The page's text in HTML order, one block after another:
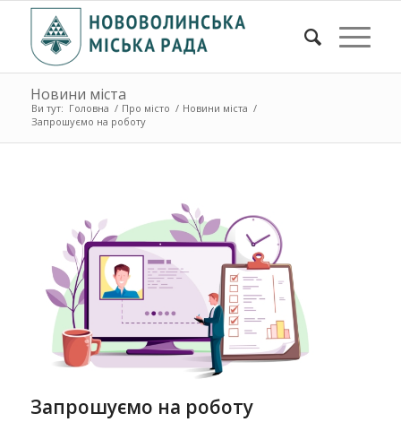
Новини міста
Ви тут: Головна / Про місто / Новини міста /
Запрошуємо на роботу
Запрошуємо на роботу